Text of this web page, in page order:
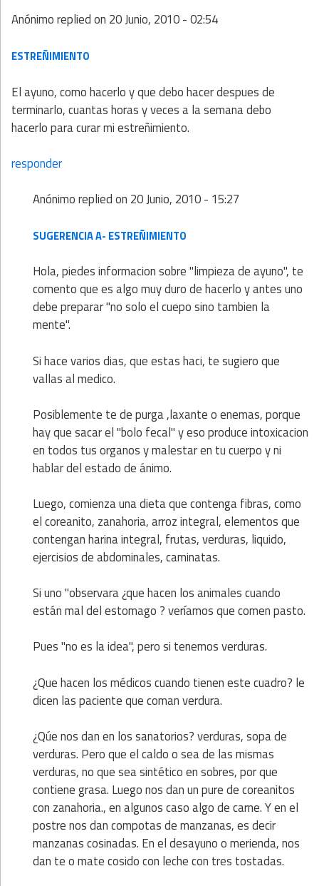
Anónimoreplied on 20 Junio, 2010 - 02:54
ESTREÑIMIENTO
El ayuno, como hacerlo y que debo hacer despues de
terminarlo, cuantas horas y veces a la semana debo
hacerlo para curar mi estreñimiento.
responder
Anónimoreplied on 20 Junio, 2010 - 15:27
SUGERENCIA A- ESTREÑIMIENTO
Hola, piedes informacion sobre "limpieza de ayuno", te
comento que es algo muy duro de hacerlo y antes uno
debe preparar "no solo el cuepo sino tambien la
mente".
Si hace varios dias, que estas haci, te sugiero que
vallas al medico.
Posiblemente te de purga ,laxante o enemas, porque
hay que sacar el "bolo fecal" y eso produce intoxicacion
en todos tus organos y malestar en tu cuerpo y ni
hablar del estado de ánimo.
Luego, comienza una dieta que contenga fibras, como
el coreanito, zanahoria, arroz integral, elementos que
contengan harina integral, frutas, verduras, liquido,
ejercisios de abdominales, caminatas.
Si uno "observara ¿que hacen los animales cuando
están mal del estomago ? veríamos que comen pasto.
Pues "no es la idea", pero si tenemos verduras.
¿Que hacen los médicos cuando tienen este cuadro? le
dicen las paciente que coman verdura.
¿Qúe nos dan en los sanatorios? verduras, sopa de
verduras. Pero que el caldo o sea de las mismas
verduras, no que sea sintético en sobres, por que
contiene grasa. Luego nos dan un pure de coreanitos
con zanahoria., en algunos caso algo de carne. Y en el
postre nos dan compotas de manzanas, es decir
manzanas cosinadas. En el desayuno o merienda, nos
dan te o mate cosido con leche con tres tostadas.